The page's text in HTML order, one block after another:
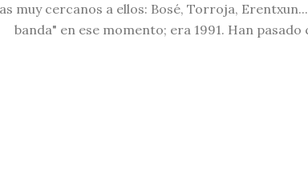
muy cercanos a ellos: Bosé, Torroja,
banda" en ese momento; era 1991. Han pasado